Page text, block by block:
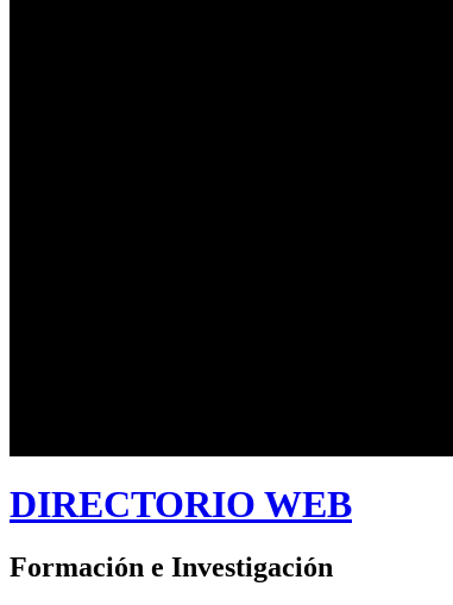
DIRECTORIO WEB
Formación e Investigación